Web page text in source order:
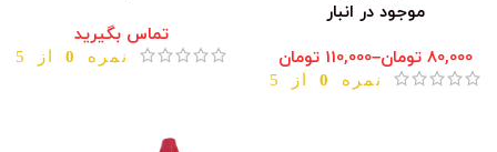
موجود در انبار
80,000 تومان–
110,000 تومان
نمره 0 از 5
تماس بگیرید
نمره 0 از 5